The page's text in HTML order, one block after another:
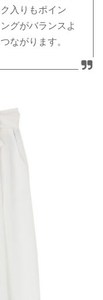
入りもポイン
グがバランスよ
ながります。